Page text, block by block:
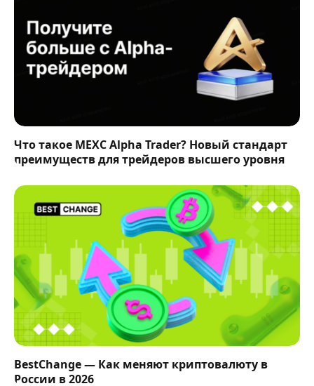
Что такое MEXC Alpha Trader? Новый стандарт
преимуществ для трейдеров высшего уровня
BestChange — Как меняют криптовалюту в
России в 2026